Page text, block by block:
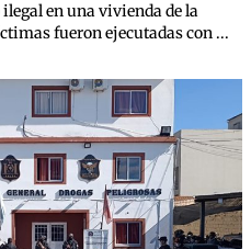
en una vivienda de la
fueron ejecutadas con ...